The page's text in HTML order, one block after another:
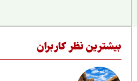
نظر کاربران